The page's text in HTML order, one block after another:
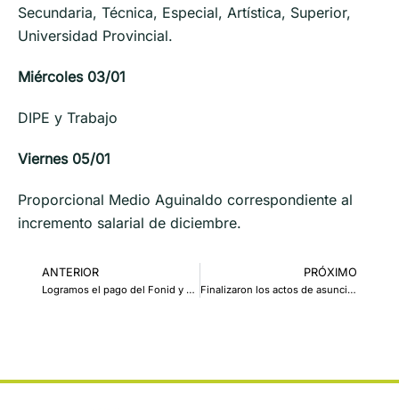
Secundaria, Técnica, Especial, Artística, Superior,
Universidad Provincial.
Miércoles 03/01
DIPE y Trabajo
Viernes 05/01
Proporcional Medio Aguinaldo correspondiente al
incremento salarial de diciembre.
ANTERIOR
Logramos el pago del Fonid y SAC adeudados a docentes del Instituto Quilino
PRÓXIMO
Finalizaron los actos de asunción de las nuevas autoridades gremiales de las delegaciones